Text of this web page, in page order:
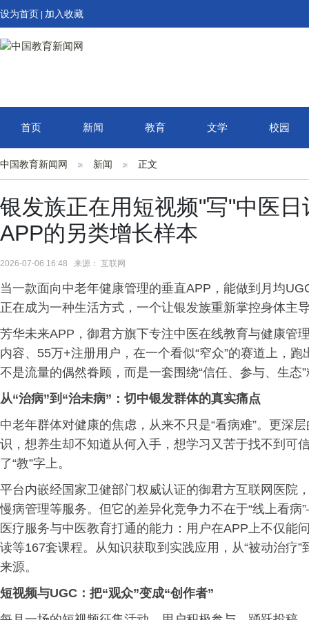
设为首页 加入收藏
首页 新闻 教育 文学 校园
中国教育新闻网 新闻 正文
银发族正在用短视频"写"中医
APP的另类增长样本
2026-07-06 16:48 来源： 互联网
当一款面向中老年健康管理的垂直APP，能做到月均
正在成为一种生活方式，一个让银发族重新掌控身体主
芳华未来APP，御君方旗下专注中医在线教育与健康管
内容、55万+注册用户，在一个看似“窄众”的赛道上，
不是流量的偶然眷顾，而是一套围绕“信任、参与、生态
从“治病”到“治未病”：切中银发群体的真实痛点
中老年群体对健康的焦虑，从来不只是“看病难”。更深
识，想养生却不知道从何入手，想学习又苦于找不到可
了“教”字上。
平台内嵌经国家卫健部门权威认证的御君方互联网医院
慢病管理等服务。但它的差异化竞争力不在于“线上看
医疗服务与中医教育打通的能力：用户在APP上不仅能
读等167套课程。从知识获取到实践应用，从“被动治疗
来源。
短视频与UGC：把“观众”变成“创作者”